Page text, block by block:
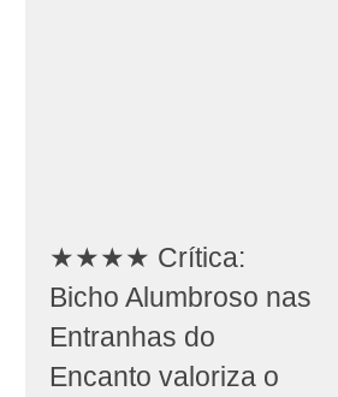
★★★★ Crítica:
Bicho Alumbroso nas
Entranhas do
Encanto valoriza o